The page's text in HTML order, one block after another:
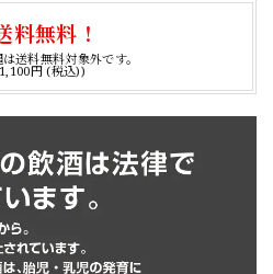
料無料！
送料無料対象外です。
円 (税込))